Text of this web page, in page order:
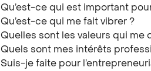
Qu’est-ce qui est important
Qu’est-ce qui me fait vibrer ?
Quelles sont les valeurs qui me
Quels sont mes intérêts
Suis-je faite pour